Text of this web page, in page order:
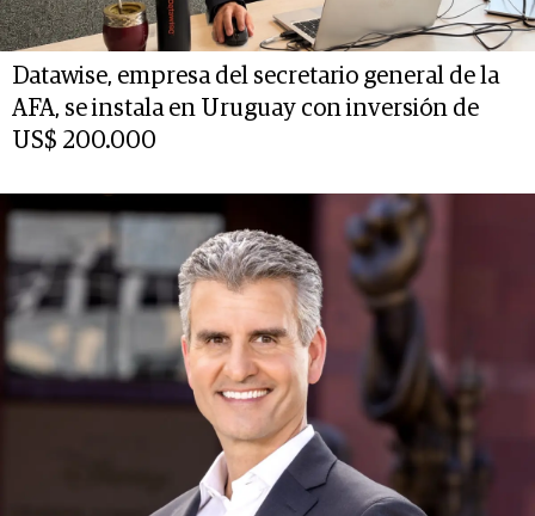
Datawise, empresa del secretario general de la
AFA, se instala en Uruguay con inversión de
US$ 200.000